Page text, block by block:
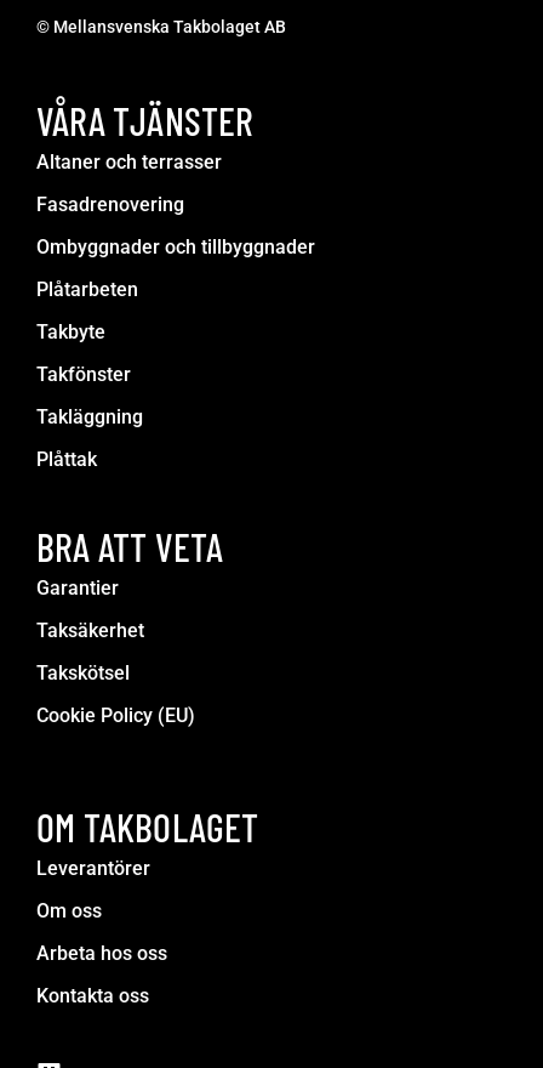
© Mellansvenska Takbolaget AB
VÅRA TJÄNSTER
Altaner och terrasser
Fasadrenovering
Ombyggnader och tillbyggnader
Plåtarbeten
Takbyte
Takfönster
Takläggning
Plåttak
BRA ATT VETA
Garantier
Taksäkerhet
Takskötsel
Cookie Policy (EU)
OM TAKBOLAGET
Leverantörer
Om oss
Arbeta hos oss
Kontakta oss